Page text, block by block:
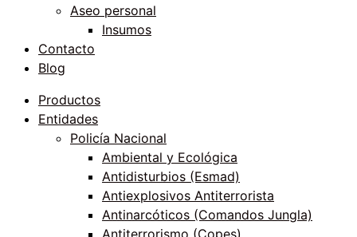
Aseo personal
Insumos
Contacto
Blog
Productos
Entidades
Policía Nacional
Ambiental y Ecológica
Antidisturbios (Esmad)
Antiexplosivos Antiterrorista
Antinarcóticos (Comandos Jungla)
Antiterrorismo (Copes)